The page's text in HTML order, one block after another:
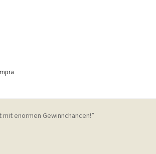
Finalizar compraFrequently Questions
mit enormen Gewinnchancen!”